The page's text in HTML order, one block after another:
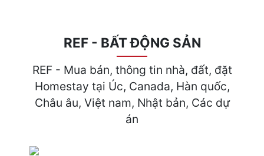
REF - BẤT ĐỘNG SẢN
REF - Mua bán, thông tin nhà, đất, đặt
Homestay tại Úc, Canada, Hàn quốc,
Châu âu, Việt nam, Nhật bản, Các dự
án